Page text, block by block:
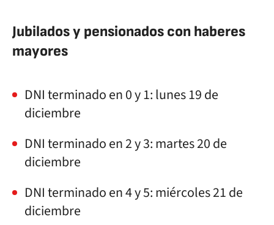
Jubilados y pensionados con haberes
mayores
DNI terminado en 0 y 1: lunes 19 de
diciembre
DNI terminado en 2 y 3: martes 20 de
diciembre
DNI terminado en 4 y 5: miércoles 21 de
diciembre